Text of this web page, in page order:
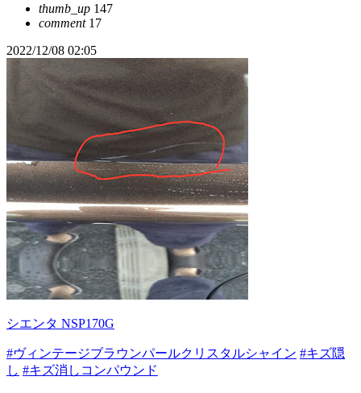
thumb_up 147
comment17
2022/12/08 02:05
シエンタ NSP170G
#ヴィンテージブラウンパールクリスタルシャイン #キズ隠
し #キズ消しコンパウンド